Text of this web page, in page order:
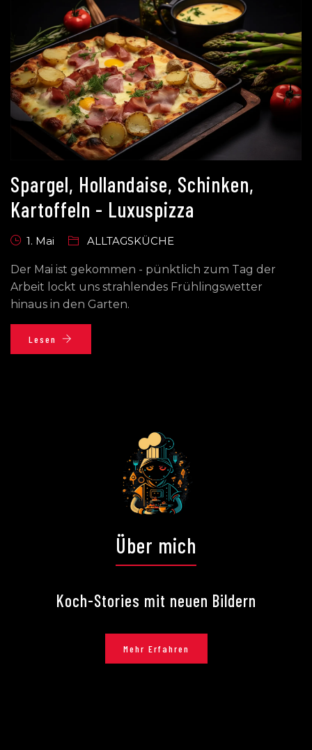
Spargel, Hollandaise, Schinken,
Kartoffeln - Luxuspizza
1. Mai ALLTAGSKÜCHE
Der Mai ist gekommen - pünktlich zum Tag der
Arbeit lockt uns strahlendes Frühlingswetter
hinaus in den Garten.
Lesen
Über mich
Koch-Stories mit neuen Bildern
Mehr Erfahren